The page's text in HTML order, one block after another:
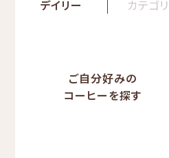
デイリー
カテゴ
ご自分好みの
コーヒーを探す